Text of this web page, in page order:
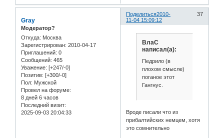
Поделиться 37
2010-
11-04 15:09:12
Gray
Модератор?
Откуда: Москва
Зарегистрирован: 2010-04-17
Приглашений: 0
Сообщений: 465
Уважение: [+247/-0]
Позитив: [+300/-0]
Пол: Мужской
Провел на форуме:
8 дней 6 часов
Последний визит:
2025-09-03 20:04:33
ВлаС
написал(а):
Педрило (в
плохом смысле)
поганое этот
Гангнус.
Вроде писали что из
прибалтийских немцем, хотя
это сомнительно